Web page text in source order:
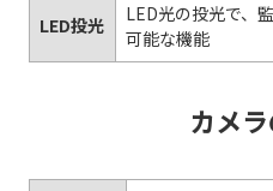
LED投光
LED光の投光で、
可能な機能
カメ